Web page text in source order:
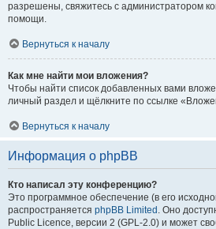
разрешены, свяжитесь с администратором
помощи.
Вернуться к началу
Как мне найти мои вложения?
Чтобы найти список добавленных вами
личный раздел и щёлкните по ссылке
Вернуться к началу
Информация о phpBB
Кто написал эту конференцию?
Это программное обеспечение (в его
распространяется phpBB Limited . Оно
Public Licence, версии 2 (GPL-2.0) и может